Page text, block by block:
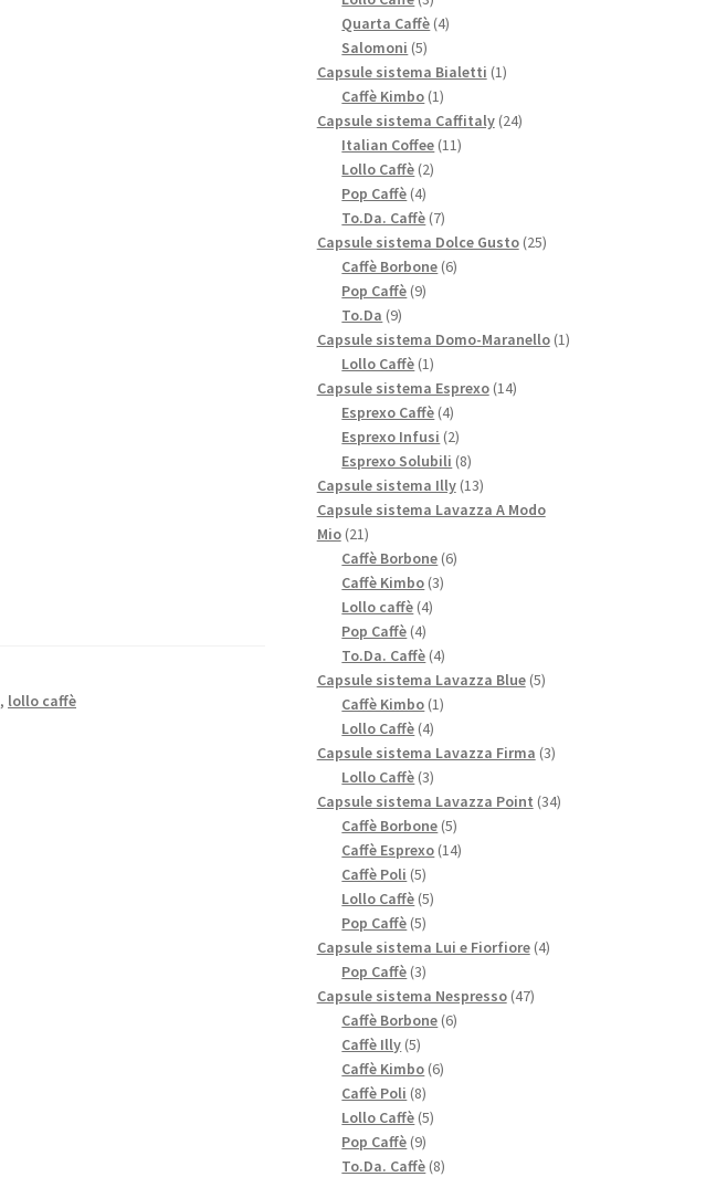
, lollo caffè
prodotti
Quarta Caffè 44
Salomoni 55
prodotti
Capsule sistema Bialetti 11
Caffè Kimbo 11
prodotto
Capsule sistema Caffitaly 2424
Italian Coffee 1111
Lollo Caffè 22
Pop Caffè 44
prodotti
To.Da. Caffè 77
prodotti
Capsule sistema Dolce Gusto 2525
Caffè Borbone 66
Pop Caffè 99
To.Da 99
prodotti
Capsule sistema Domo-Maranello 11
Lollo Caffè 11
prodotto
Capsule sistema Esprexo 1414
Esprexo Caffè 44
prodotti
Esprexo Infusi 22
prodotti
Esprexo Solubili 88
prodotti
Capsule sistema Illy 1313
prodotti
Capsule sistema Lavazza A Modo
Mio 2121
prodotti
Caffè Borbone 66
Caffè Kimbo 33
Lollo caffè 44
Pop Caffè 44
prodotti
To.Da. Caffè 44
prodotti
Capsule sistema Lavazza Blue 55
Caffè Kimbo 11
Lollo Caffè 44
prodotti
Capsule sistema Lavazza Firma 33
Lollo Caffè 33
prodotti
Capsule sistema Lavazza Point 3434
Caffè Borbone 55
prodotti
Caffè Esprexo 1414
Caffè Poli 55
prodotti
Lollo Caffè 55
Pop Caffè 55
prodotti
Capsule sistema Lui e Fiorfiore 44
Pop Caffè 33
prodotti
Capsule sistema Nespresso 4747
Caffè Borbone 66
Caffè Illy 55
prodotti
Caffè Kimbo 66
Caffè Poli 88
prodotti
Lollo Caffè 55
Pop Caffè 99
prodotti
To.Da. Caffè 88